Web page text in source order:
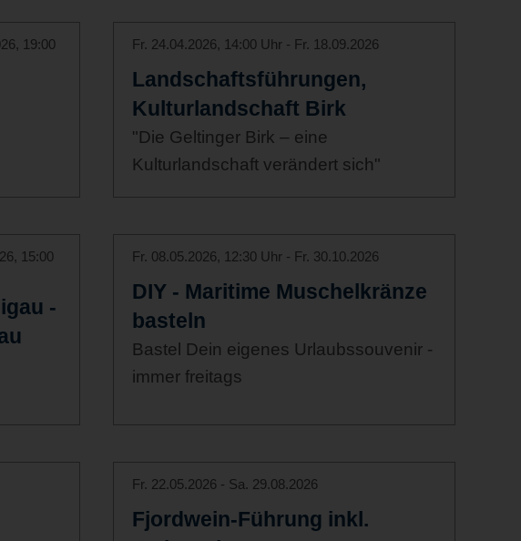
19:00
Fr. 24.04.2026, 14:00 Uhr - Fr. 18.09.2026
Landschaftsführungen,
Kulturlandschaft Birk
"Die Geltinger Birk – eine
Kulturlandschaft verändert sich"
15:00
-
Fr. 08.05.2026, 12:30 Uhr - Fr. 30.10.2026
DIY - Maritime Muschelkränze
basteln
Bastel Dein eigenes Urlaubssouvenir -
immer freitags
Fr. 22.05.2026 - Sa. 29.08.2026
Fjordwein-Führung inkl.